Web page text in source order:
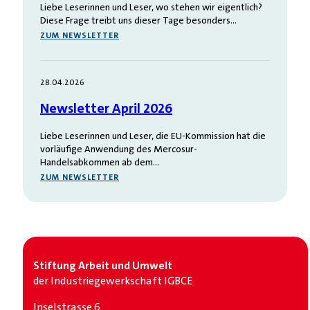
Liebe Leserinnen und Leser, wo stehen wir eigentlich?
Diese Frage treibt uns dieser Tage besonders…
ZUM NEWSLETTER
28.04.2026
Newsletter April 2026
Liebe Leserinnen und Leser, die EU-Kommission hat die
vorläufige Anwendung des Mercosur-
Handelsabkommen ab dem…
ZUM NEWSLETTER
Stiftung Arbeit und Umwelt
der Industrie­gewerkschaft IGBCE
Inselstrasse 6